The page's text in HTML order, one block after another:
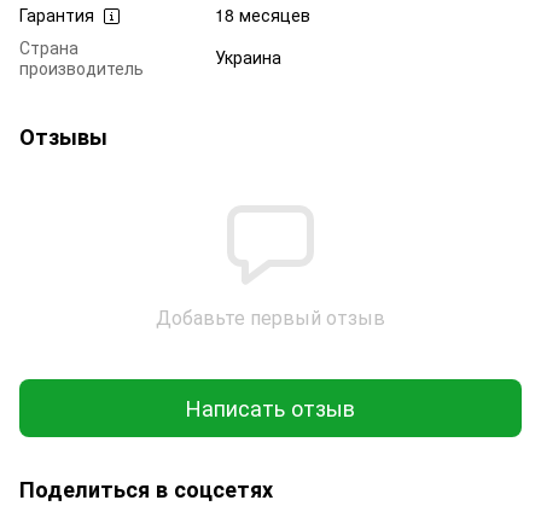
Гарантия
18 месяцев
Страна
производитель
Украина
Отзывы
Добавьте первый отзыв
Написать отзыв
Поделиться в соцсетях